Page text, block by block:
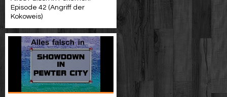
Episode 42 (Angriff der
Kokoweis)